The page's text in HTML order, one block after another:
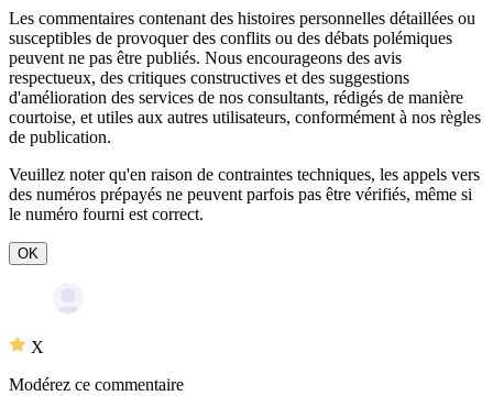
Les commentaires contenant des histoires personnelles détaillées ou
susceptibles de provoquer des conflits ou des débats polémiques
peuvent ne pas être publiés. Nous encourageons des avis
respectueux, des critiques constructives et des suggestions
d'amélioration des services de nos consultants, rédigés de manière
courtoise, et utiles aux autres utilisateurs, conformément à nos règles
de publication.
Veuillez noter qu'en raison de contraintes techniques, les appels vers
des numéros prépayés ne peuvent parfois pas être vérifiés, même si
le numéro fourni est correct.
OK
X
Modérez ce commentaire